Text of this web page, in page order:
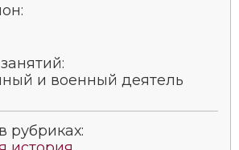
история
и военный деятель
рубриках: